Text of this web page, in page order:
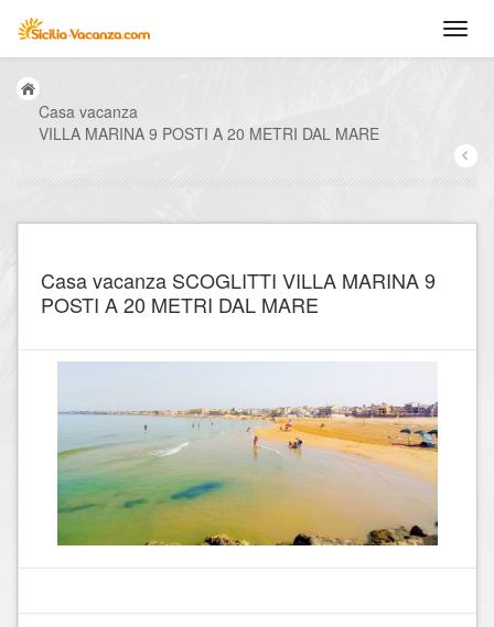
Casa vacanza
VILLA MARINA 9 POSTI A 20 METRI DAL MARE
Casa vacanza SCOGLITTI VILLA MARINA 9
POSTI A 20 METRI DAL MARE